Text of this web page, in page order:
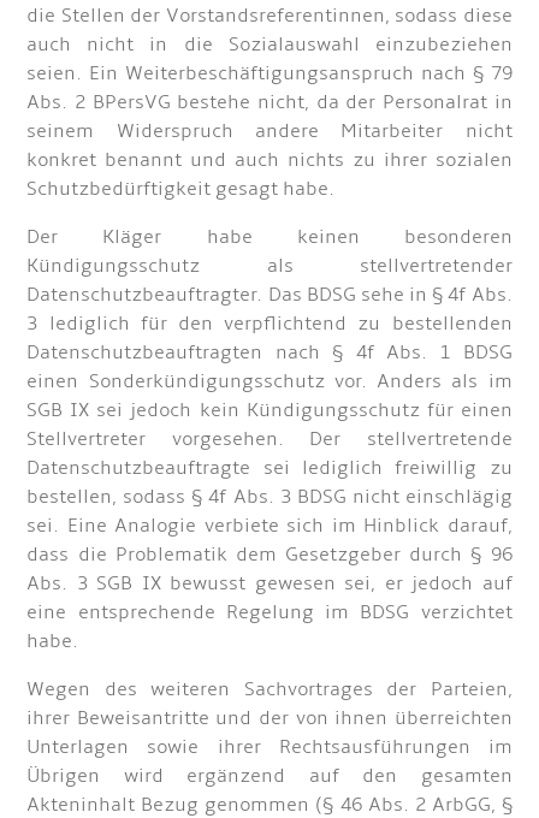
die Stellen der Vorstandsreferentinnen, sodass diese
auch nicht in die Sozialauswahl einzubeziehen
seien. Ein Weiterbeschäftigungsanspruch nach § 79
Abs. 2 BPersVG bestehe nicht, da der Personalrat in
seinem Widerspruch andere Mitarbeiter nicht
konkret benannt und auch nichts zu ihrer sozialen
Schutzbedürftigkeit gesagt habe.
Der Kläger habe keinen besonderen
Kündigungsschutz als stellvertretender
Datenschutzbeauftragter. Das BDSG sehe in § 4f Abs.
3 lediglich für den verpflichtend zu bestellenden
Datenschutzbeauftragten nach § 4f Abs. 1 BDSG
einen Sonderkündigungsschutz vor. Anders als im
SGB IX sei jedoch kein Kündigungsschutz für einen
Stellvertreter vorgesehen. Der stellvertretende
Datenschutzbeauftragte sei lediglich freiwillig zu
bestellen, sodass § 4f Abs. 3 BDSG nicht einschlägig
sei. Eine Analogie verbiete sich im Hinblick darauf,
dass die Problematik dem Gesetzgeber durch § 96
Abs. 3 SGB IX bewusst gewesen sei, er jedoch auf
eine entsprechende Regelung im BDSG verzichtet
habe.
Wegen des weiteren Sachvortrages der Parteien,
ihrer Beweisantritte und der von ihnen überreichten
Unterlagen sowie ihrer Rechtsausführungen im
Übrigen wird ergänzend auf den gesamten
Akteninhalt Bezug genommen (§ 46 Abs. 2 ArbGG, §